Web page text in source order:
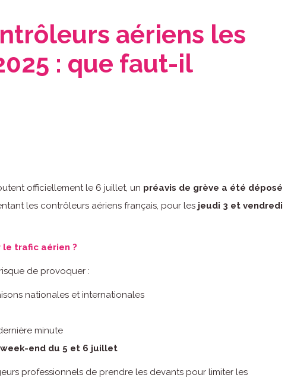
aériens les
: que faut-il
officiellement le 6 juillet, un préavis de grève a été déposé
les contrôleurs aériens français, pour les jeudi 3 et vendredi
le trafic aérien ?
de provoquer :
nationales et internationales
minute
week-end du 5 et 6 juillet
professionnels de prendre les devants pour limiter les